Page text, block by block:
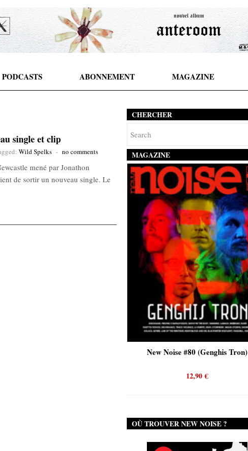
PODCASTS ABONNEMENT MAGAZINE
single et clip
Wild Spelks - no comments
mené par Jonathon
de sortir un nouveau single. Le
CHERCHER
MAGAZINE
New Noise #80 (Genghis Tron)
12,90€
OÙ TROUVER NEW NOISE ?